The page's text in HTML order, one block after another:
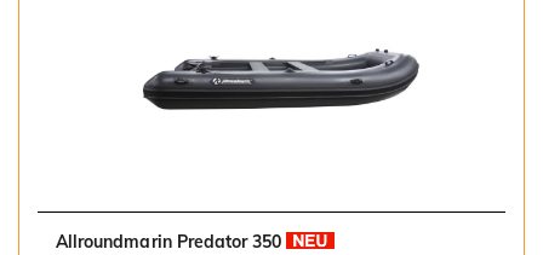
Allroundmarin Predator 350